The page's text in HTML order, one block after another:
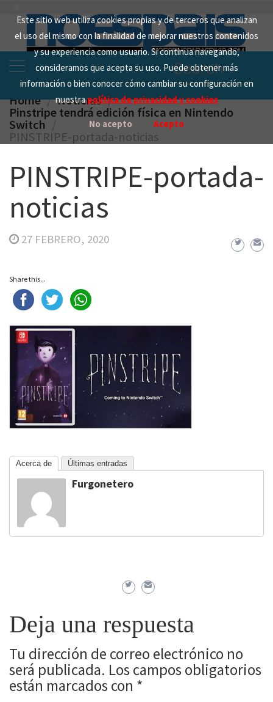
Este sitio web utiliza cookies propias y de terceros que analizan
el uso del mismo con la finalidad de mejorar nuestros contenidos
y su experiencia como usuario. Si continua navegando,
consideramos que acepta su uso. Puede obtener más
información o bien conocer cómo cambiar su configuración en
nuestrapolítica de privacidad y cookies
No acepto Acepto
content
Search
for:
Home Noticias
Pinstripe tendrá edición física en Nintendo
Switch
PINSTRIPE-portada-noticias
PINSTRIPE-portada-
noticias
27 FEBRERO, 2020
Share this...
Acerca de Últimas entradas
Furgonetero
Deja una respuesta
Tu dirección de correo electrónico no
será publicada. Los campos obligatorios
están marcados con *